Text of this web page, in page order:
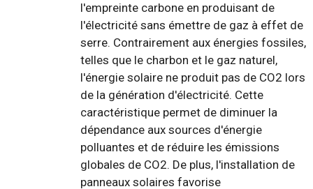
l'empreinte carbone en produisant de
l'électricité sans émettre de gaz à effet de
serre. Contrairement aux énergies fossiles,
telles que le charbon et le gaz naturel,
l'énergie solaire ne produit pas de CO2 lors
de la génération d'électricité. Cette
caractéristique permet de diminuer la
dépendance aux sources d'énergie
polluantes et de réduire les émissions
globales de CO2. De plus, l'installation de
panneaux solaires favorise